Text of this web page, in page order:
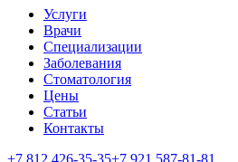
Услуги
Врачи
Специализации
Заболевания
Стоматология
Цены
Статьи
Контакты